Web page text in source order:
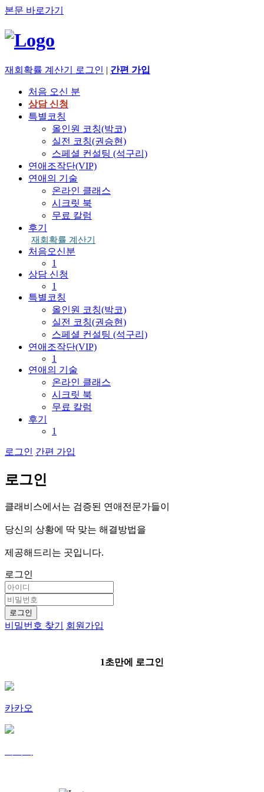
본문 바로가기
재회확률 계산기 로그인 | 간편 가입
처음 오신 분
상담 신청
특별코칭
올인원 코칭(박코)
실전 코칭(권승현)
스페셜 컨설팅 (석구리)
연애조작단(VIP)
연애의 기술
온라인 클래스
시크릿 북
무료 칼럼
후기
재회확률 계산기
처음오신분
1
상담 신청
1
특별코칭
올인원 코칭(박코)
실전 코칭(권승현)
스페셜 컨설팅 (석구리)
연애조작단(VIP)
1
연애의 기술
온라인 클래스
시크릿 북
무료 칼럼
후기
1
로그인 간편 가입
로그인
클래 비 스에 서 는 검증된 연 애 전 문가들이
당신의 상황에 딱 맞는 해 결방법을
제 공해 드리 는 곳입니 다.
로그인
로그인
비밀번호 찾기 회원가입
1초만에 로그인
카카오